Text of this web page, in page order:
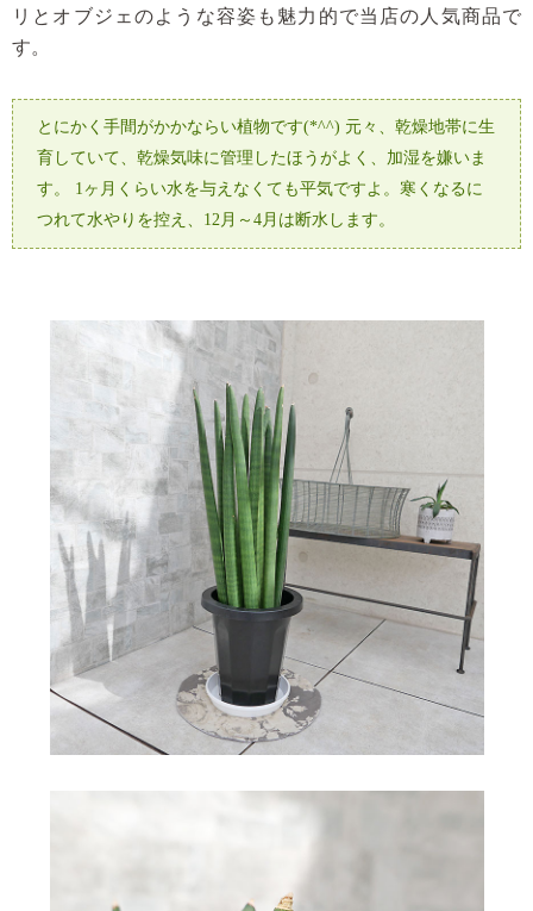
リとオブジェのような容姿も魅力的で当店の人気商品で
す。
とにかく手間がかかならい植物です(*^^) 元々、乾燥地帯に生
育していて、乾燥気味に管理したほうがよく、加湿を嫌いま
す。
1ヶ月くらい水を与えなくても平気ですよ。寒くなるに
つれて水やりを控え、12月～4月は断水します。